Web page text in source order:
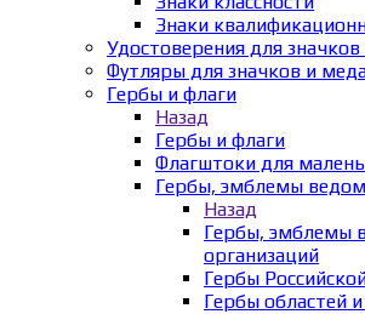
Знаки
Удостоверения для
Футляры для значков и
Гербы и флаги
Назад
Гербы и флаги
Флагштоки для
Гербы, эмблемы
Назад
Гербы, эмблемы
организаций
Гербы
Гербы областей